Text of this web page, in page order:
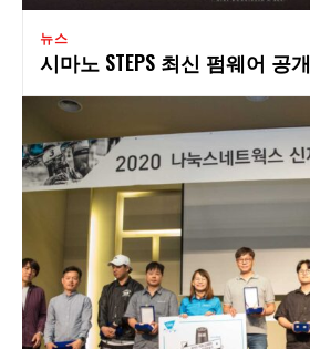
뉴스
시마노 STEPS 최신 펌웨어 공개